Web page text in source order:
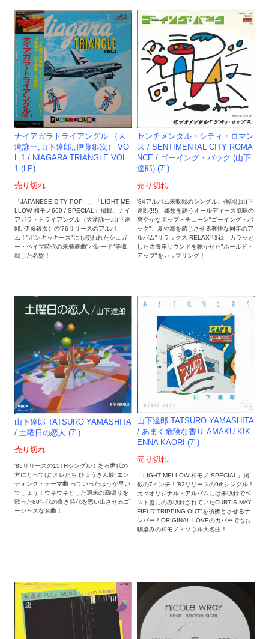
ナイアガラトライアングル （大
滝詠一,山下達郎,,伊藤銀次） VO
L.1 / NIAGARA TRIANGLE VOL.
1 (LP)
売り切れ
「JAPANESE CITY POP」、「LIGHT ME
LLOW 和モノ669 / SPECIAL」掲載。ナイ
アガラ・トライアングル（大滝詠一,山下達
郎,,伊藤銀次）の'76リリースのアルバ
ム！"ポンキッキーズ"にも使われたシュガ
ー・ベイブ時代の未発表曲"パレード"等収
録した名盤！
センチメンタル・シティ・ロマン
ス / SENTIMENTAL CITY ROMA
NCE / ゴーイング・バック (山下
達郎) (7")
売り切れ
'84アルバム未収録のシングル。作詞は山下
達郎(!!!)、郷愁を誘うオールディーズ風味の
爽やかなポップ・チューン"ゴーイング・バ
ック"、夏や海を感じさせる爽快な同年のア
ルバム"リラックス RELAX"収録、カラッと
した西海岸サウンドを聴かせた"ホールド・
アップ"をカップリング！
山下達郎 TATSURO YAMASHITA
/ 土曜日の恋人 (7")
売り切れ
'85リリースの15THシングル！ある世代の
方にとっては"オレたち ひょうきん族"エン
ディング・テーマ曲 っていったほうが早い
でしょう！ウキウキとした週末の高鳴りを
歌った80年代の良き時代を思い出させるゴ
ージャスな名曲！
山下達郎 TATSURO YAMASHITA
/ あまく危険な香り AMAKU KIK
ENNA KAORI (7")
売り切れ
「LIGHT MELLOW 和モノ SPECIAL」掲
載の7インチ！'82リリースの9thシングル！
元々オリジナル・アルバムには未収録でベ
スト盤にのみ収録されていたCURTIS MAY
FIELD"TRIPPING OUT"を彷彿とさせるナ
ンバー！ORIGINAL LOVEのカバーでもお
馴染みの和モノ・ソウル大名曲！